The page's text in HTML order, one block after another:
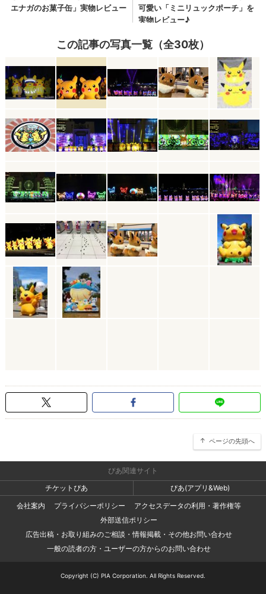
この記事の写真一覧（全30枚）
ページの先頭へ
ぴあ関連サイト
チケットぴあ
ぴあ(アプリ&Web)
会社案内
プライバシーポリシー
アクセスデータの利用・著作権等
外部送信ポリシー
広告出稿・お取り組みのご相談・情報掲載・その他お問い合わせ
一般の読者の方・ユーザーの方からのお問い合わせ
Copyright (C) PIA Corporation. All Rights Reserved.